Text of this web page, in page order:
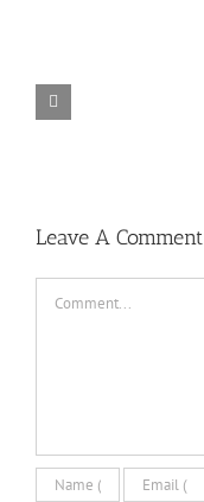
Leave A Comment